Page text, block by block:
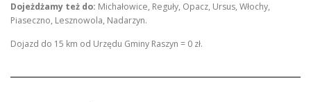
Dojeżdżamy też do: Michałowice, Reguły, Opacz, Ursus, Włochy,
Piaseczno, Lesznowola, Nadarzyn.
Dojazd do 15 km od Urzędu Gminy Raszyn = 0 zł.